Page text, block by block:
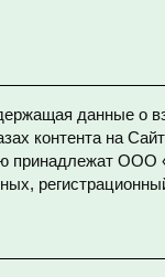
данные о
контента на
принадлежат